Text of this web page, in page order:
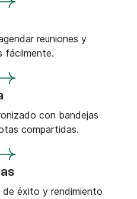
reuniones y
fácilmente.
con bandejas
compartidas.
de éxito y rendimiento